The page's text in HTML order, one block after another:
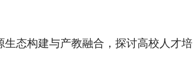
态构建与产教融合，探讨高校人才培